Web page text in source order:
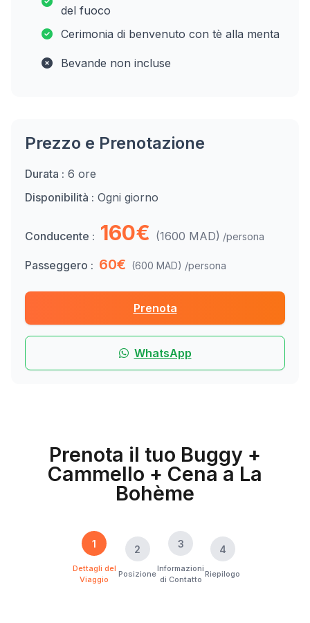
del fuoco
Cerimonia di benvenuto con tè alla menta
Bevande non incluse
Prezzo e Prenotazione
Durata : 6 ore
Disponibilità : Ogni giorno
Conducente : 160€ (1600 MAD) /persona
Passeggero : 60€ (600 MAD) /persona
Prenota
WhatsApp
Prenota il tuo Buggy +
Cammello + Cena a La
Bohème
1
Dettagli del
Viaggio
2
Posizione
3
Informazioni
di Contatto
4
Riepilogo